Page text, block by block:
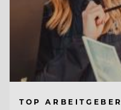
TOP ARBEITGEBER